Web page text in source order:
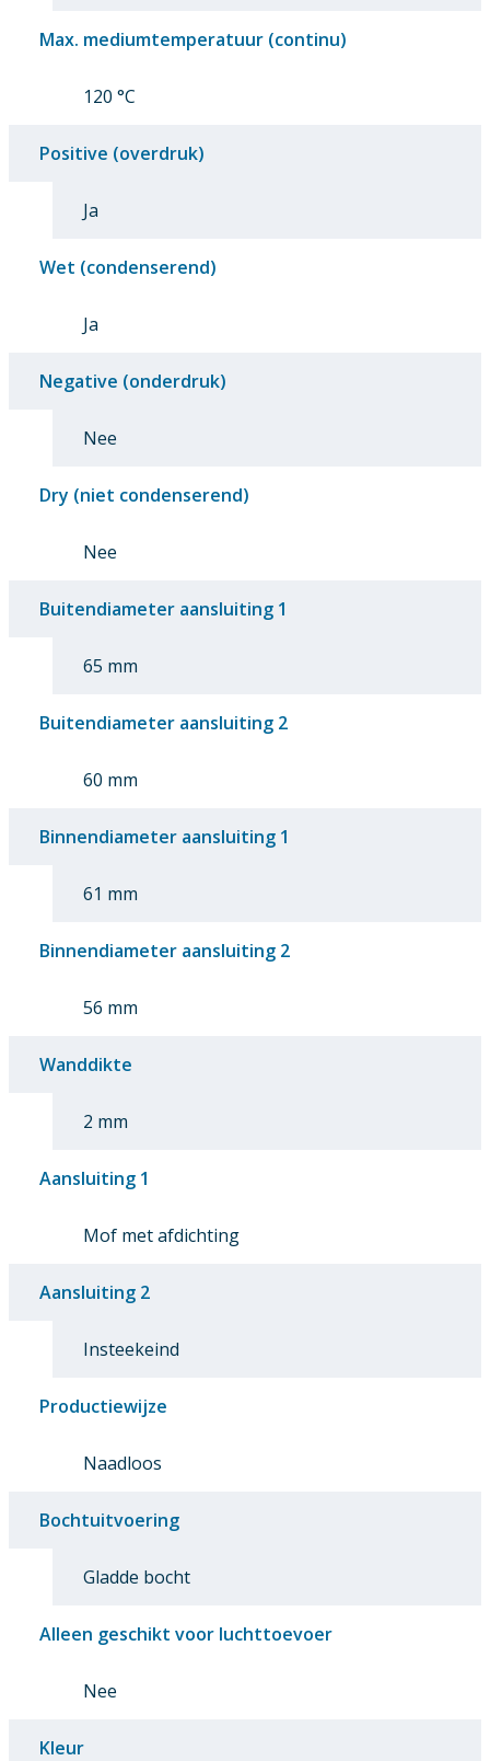
Max. mediumtemperatuur (continu)
120 °C
Positive (overdruk)
Ja
Wet (condenserend)
Ja
Negative (onderdruk)
Nee
Dry (niet condenserend)
Nee
Buitendiameter aansluiting 1
65 mm
Buitendiameter aansluiting 2
60 mm
Binnendiameter aansluiting 1
61 mm
Binnendiameter aansluiting 2
56 mm
Wanddikte
2 mm
Aansluiting 1
Mof met afdichting
Aansluiting 2
Insteekeind
Productiewijze
Naadloos
Bochtuitvoering
Gladde bocht
Alleen geschikt voor luchttoevoer
Nee
Kleur